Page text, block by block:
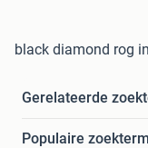
black diamond rog
Gerelateerde
Populaire